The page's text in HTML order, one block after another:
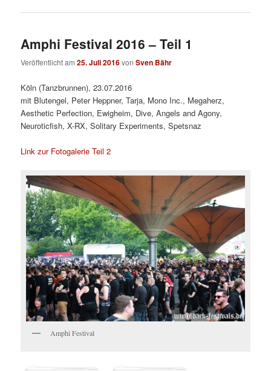
Amphi Festival 2016 – Teil 1
Veröffentlicht am25. Juli 2016vonSven Bähr
Köln (Tanzbrunnen), 23.07.2016
mit Blutengel, Peter Heppner, Tarja, Mono Inc., Megaherz,
Aesthetic Perfection, Ewigheim, Dive, Angels and Agony,
Neuroticfish, X-RX, Solitary Experiments, Spetsnaz
Link zur Fotogalerie Teil 2
Amphi Festival